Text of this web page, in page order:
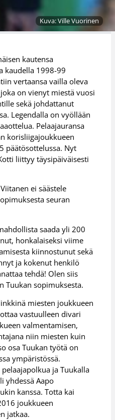
Kuva: Ville Vuorinen
kautensa
kaudella 1998-99
vertaansa vailla oleva
on vienyt miestä vuosi
sekä johdattanut
Legendalla on vyöllään
Pelaajauransa
korisliigajoukkueen
päätösottelussa. Nyt
liittyy täysipäiväisesti
ei säästele
seuran
saada yli 200
honkalaiseksi viime
kiinnostunut sekä
ja kokenut henkilö
tehdä! Olen siis
Tuukan sopimuksesta.
miesten joukkueen
vastuulleen divari
valmentamisen,
niin miesten kuin
osa Tuukan työtä on
ympäristössä.
ja Tuukalla
yhdessä Aapo
kanssa. Totta kai
joukkueen
jatkaa.